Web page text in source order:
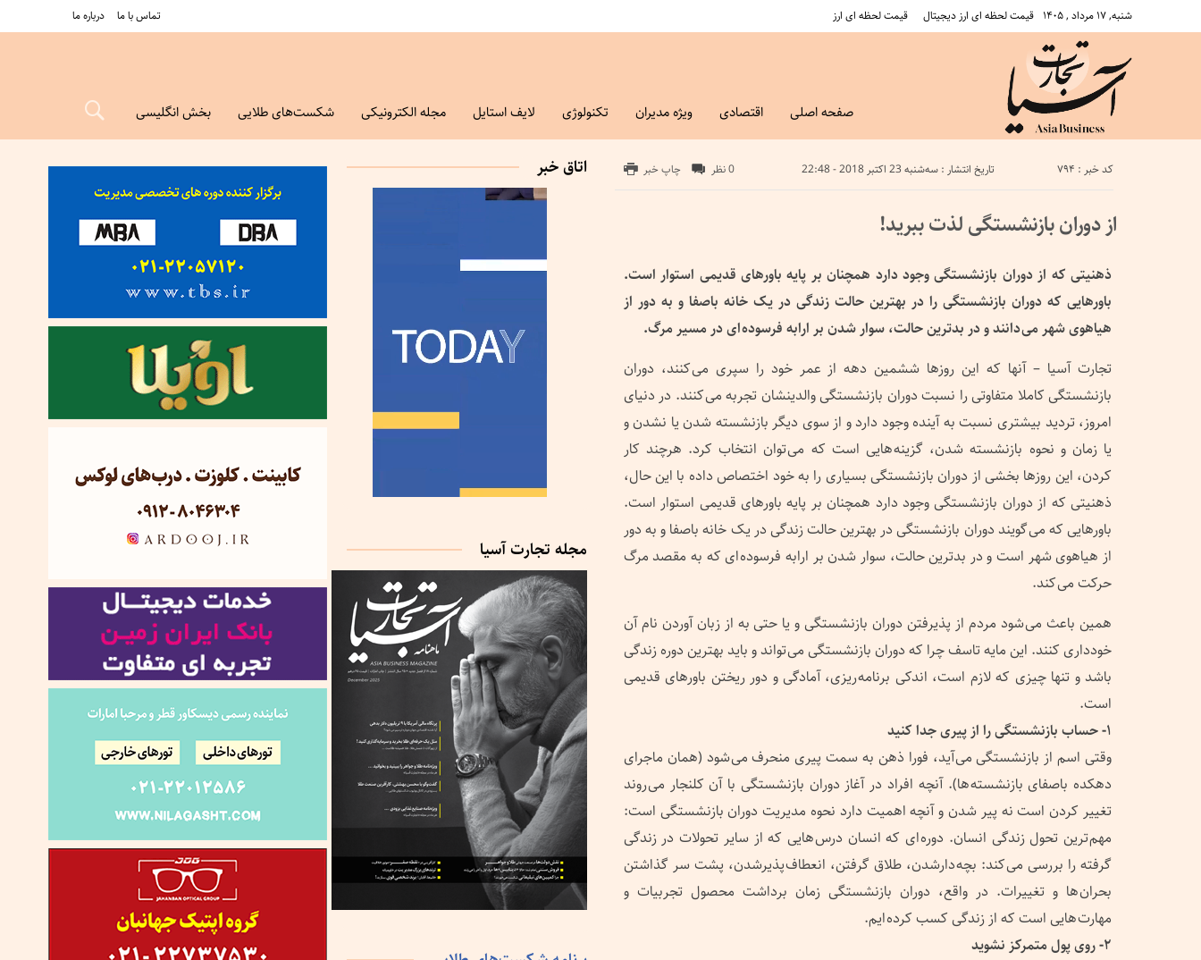
درباره ما تماس با ما شنبه, ۱۷ مرداد , ۱۴۰۵ قیمت لحظه ای ارز دیجیتال قیمت لحظه ای ارز
صفحه اصلی اقتصادی ویژه مدیران تکنولوژی لایف استایل مجله الکترونیکی شکست‌های طلایی بخش انگلیسی
تاریخ انتشار : سه‌شنبه 23 اکتبر 2018 - 22:48 کد خبر : 794 چاپ خبر 0 نظر
از دوران بازنشستگی لذت ببرید!
ذهنیتی که از دوران بازنشستگی وجود دارد همچنان بر پایه باورهای قدیمی استوار است.
باورهایی که دوران بازنشستگی را در بهترین حالت زندگی در یک خانه باصفا و به دور از
هیاهوی شهر می دانند و در بدترین حالت، سوار شدن بر ارابه فرسوده ای در مسیر مرگ.
تجارت آسیا – آنها که این روزها ششمین دهه از عمر خود را سپری می کنند، دوران
بازنشستگی کاملا متفاوتی را نسبت دوران بازنشستگی والدینشان تجربه می کنند. در دنیای
امروز، تردید بیشتری نسبت به آینده وجود دارد و از سوی دیگر بازنشسته شدن یا نشدن و
یا زمان و نحوه بازنشسته شدن، گزینه هایی است که می توان انتخاب کرد. هرچند کار
کردن، این روزها بخشی از دوران بازنشستگی بسیاری را به خود اختصاص داده با این حال،
ذهنیتی که از دوران بازنشستگی وجود دارد همچنان بر پایه باورهای قدیمی استوار است.
باورهایی که می گویند دوران بازنشستگی در بهترین حالت زندگی در یک خانه باصفا و به دور
از هیاهوی شهر است و در بدترین حالت، سوار شدن بر ارابه فرسوده ای که به مقصد مرگ
حرکت می کند.
همین باعث می شود مردم از پذیرفتن دوران بازنشستگی و یا حتی به از زبان آوردن نام آن
خودداری کنند. این مایه تاسف چرا که دوران بازنشستگی می تواند و باید بهترین دوره زندگی
باشد و تنها چیزی که لازم است، اندکی برنامه ریزی، آمادگی و دور ریختن باورهای قدیمی
است.
۱- حساب بازنشستگی را از پیری جدا کنید
وقتی اسم از بازنشستگی می آید، فورا ذهن به سمت پیری منحرف می شود (همان ماجرای
دهکده باصفای بازنشسته ها). آنچه افراد در آغاز دوران بازنشستگی با آن کلنجار می روند
تغییر کردن است نه پیر شدن و آنچه اهمیت دارد نحوه مدیریت دوران بازنشستگی است:
مهم ترین تحول زندگی انسان. دوره ای که انسان درس هایی که از سایر تحولات در زندگی
گرفته را بررسی می کند: بچه دارشدن، طلاق گرفتن، انعطاف پذیرشدن، پشت سر گذاشتن
بحران ها و تغییرات. در واقع، دوران بازنشستگی زمان برداشت محصول تجربیات و
مهارت هایی است که از زندگی کسب کرده ایم.
۲- روی پول متمرکز نشوید
اتاق خبر
مجله تجارت آسیا